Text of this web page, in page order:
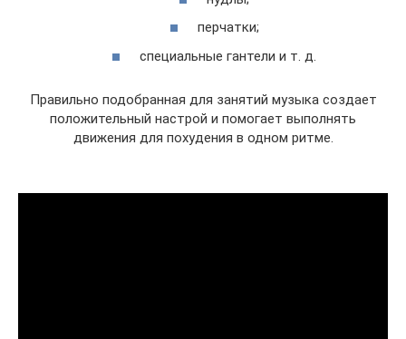
перчатки;
специальные гантели и т. д.
Правильно подобранная для занятий музыка создает
положительный настрой и помогает выполнять
движения для похудения в одном ритме.